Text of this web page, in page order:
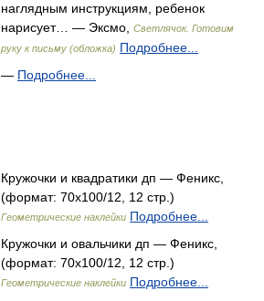
наглядным инструкциям, ребенок
нарисует… — Эксмо,
Светлячок. Готовим
руку к письму (обложка) Подробнее...
— Подробнее...
Кружочки и квадратики дп — Феникс,
(формат: 70x100/12, 12 стр.)
Геометрические наклейки Подробнее...
Кружочки и овальчики дп — Феникс,
(формат: 70x100/12, 12 стр.)
Геометрические наклейки Подробнее...